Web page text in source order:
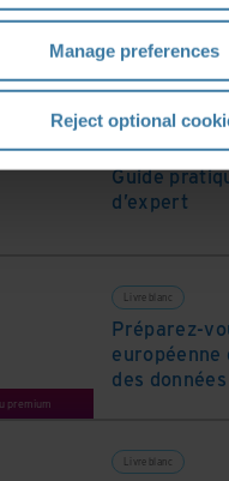
Manage preferences
Reject optional
: Pour La
Iron Mountain
Guide
d’expert
premium
Livre blanc
Préparez-
des données
Livre blanc